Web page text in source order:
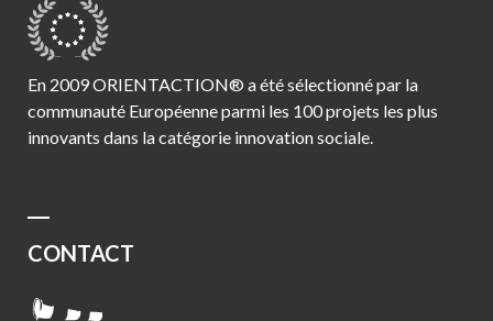
En 2009 ORIENTACTION® a été sélectionné par la
communauté Européenne parmi les 100 projets les plus
innovants dans la catégorie innovation sociale.
CONTACT